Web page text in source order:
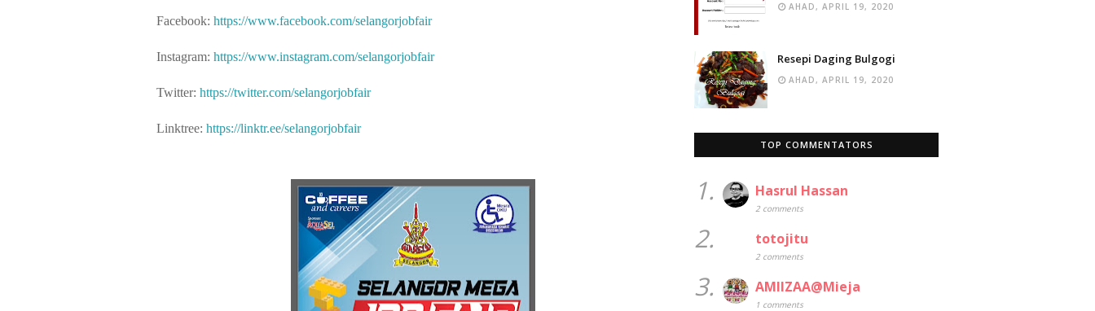
Facebook: https://www.facebook.com/selangorjobfair
Instagram: https://www.instagram.com/selangorjobfair
Twitter: https://twitter.com/selangorjobfair
Linktree: https://linktr.ee/selangorjobfair
AHAD, APRIL 19, 2020
Resepi Daging Bulgogi
AHAD, APRIL 19, 2020
TOP COMMENTATORS
1. Hasrul Hassan
2 comments
2. totojitu
2 comments
3. AMIIZAA@Mieja
1 comments